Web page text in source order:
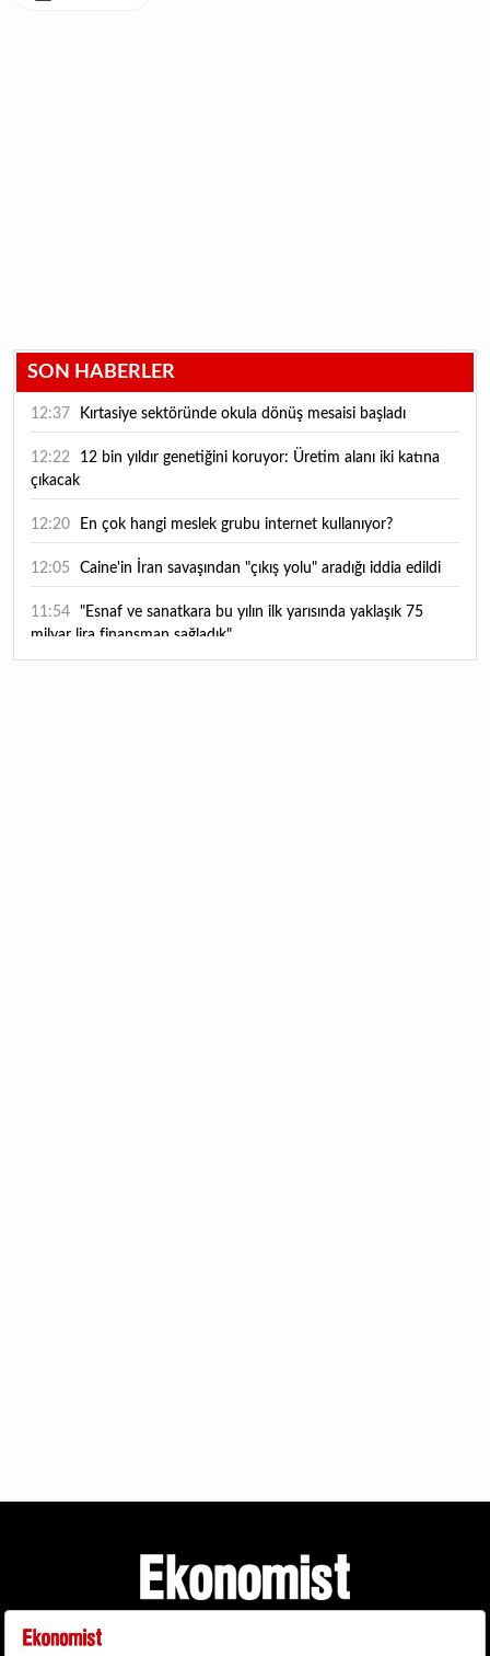
SON HABERLER
12:37 Kırtasiye sektöründe okula dönüş mesaisi başladı
12:22
çıkacak
12:20 En çok hangi meslek grubu internet kullanıyor?
12:05 Caine'in İran savaşından "çıkış yolu" aradığı iddia edildi
11:54
milyar lira finansman sağladık"